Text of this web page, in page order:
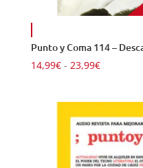
Punto y Coma 114 –
14,99€ - 23,99€Rango
14,99€
hasta
23,99€